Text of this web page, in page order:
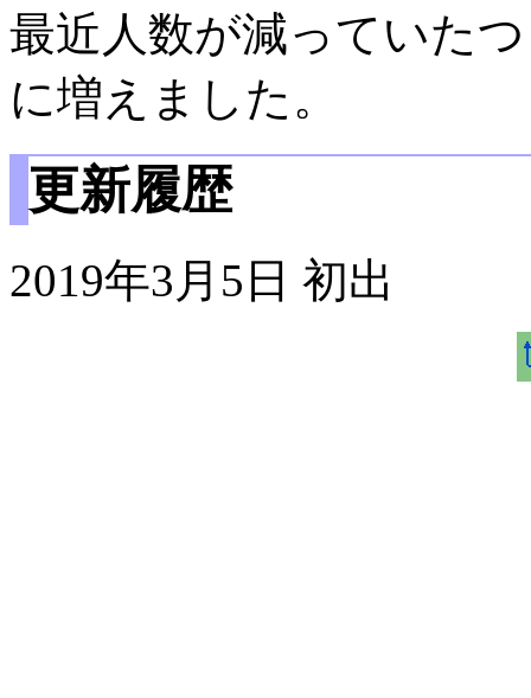
最近人数が減っていた
に増えました。
更新履歴
2019年3月5日 初出